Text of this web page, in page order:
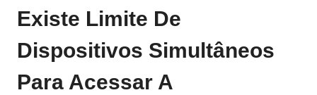
Existe Limite De
Dispositivos Simultâneos
Para Acessar A